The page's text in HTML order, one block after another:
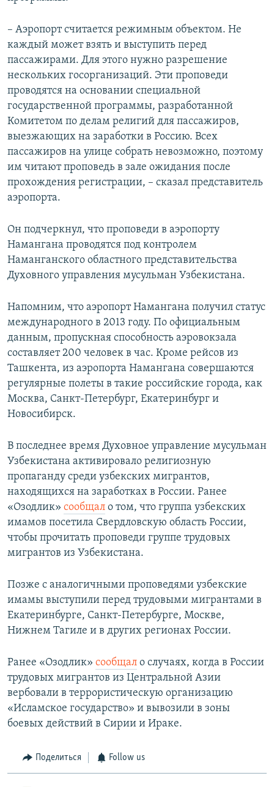
– Аэропорт считается режимным объектом. Не
каждый может взять и выступить перед
пассажирами. Для этого нужно разрешение
нескольких госорганизаций. Эти проповеди
проводятся на основании специальной
государственной программы, разработанной
Комитетом по делам религий для пассажиров,
выезжающих на заработки в Россию. Всех
пассажиров на улице собрать невозможно, поэтому
им читают проповедь в зале ожидания после
прохождения регистрации, – сказал представитель
аэропорта.
Он подчеркнул, что проповеди в аэропорту
Намангана проводятся под контролем
Наманганского областного представительства
Духовного управления мусульман Узбекистана.
Напомним, что аэропорт Намангана получил статус
международного в 2013 году. По официальным
данным, ​пропускная способность аэровокзала
составляет 200 человек в час. Кроме рейсов из
Ташкента, из аэропорта Намангана совершаются
регулярные полеты в такие российские города, как
Москва, Санкт-Петербург, Екатеринбург и
Новосибирск.
В последнее время Духовное управление мусульман
Узбекистана активировало религиозную
пропаганду среди узбекских мигрантов,
находящихся на заработках в России. Ранее
«Озодлик» сообщал о том, что группа узбекских
имамов посетила Свердловскую область России,
чтобы прочитать проповеди группе трудовых
мигрантов из Узбекистана.
Позже с аналогичными проповедями узбекские
имамы выступили перед трудовыми мигрантами в
Екатеринбурге, Санкт-Петербурге, Москве,
Нижнем Тагиле и в других регионах России.
Ранее «Озодлик» сообщал о случаях, когда в России
трудовых мигрантов из Центральной Азии
вербовали в террористическую организацию
«Исламское государство» и вывозили в зоны
боевых действий в Сирии и Ираке.
Поделиться Follow us